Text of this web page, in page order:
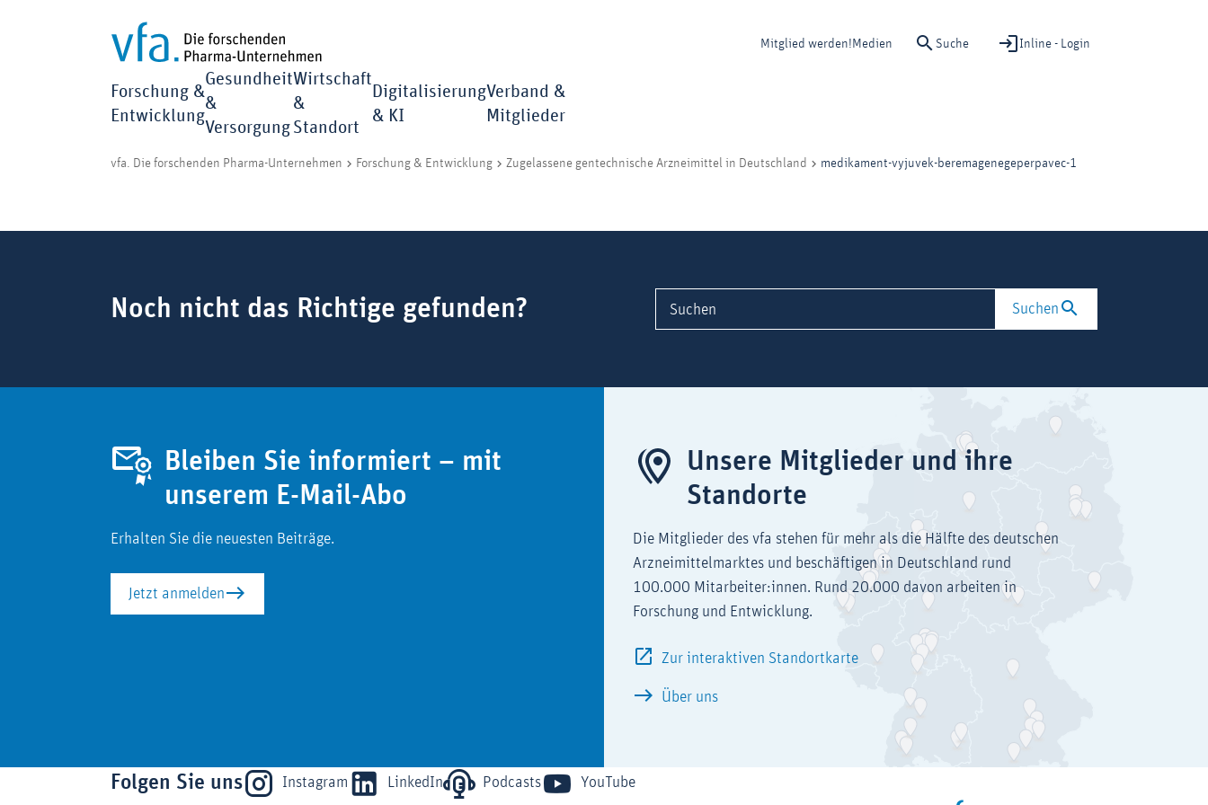
Mitglied werden! Medien Suche Inline - Login
Forschung &
Entwicklung
Gesundheit
&
Versorgung
Wirtschaft
&
Standort
Digitalisierung
& KI
Verband &
Mitglieder
vfa. Die forschenden Pharma-Unternehmen Forschung & Entwicklung Zugelassene gentechnische Arzneimittel in Deutschland medikament-vyjuvek-beremagenegeperpavec-1
Noch nicht das Richtige gefunden? Suchen Suchen
Bleiben Sie informiert – mit
unserem E-Mail-Abo
Erhalten Sie die neuesten Beiträge.
Jetzt anmelden
Unsere Mitglieder und ihre
Standorte
Die Mitglieder des vfa stehen für mehr als die Hälfte des deutschen
Arzneimittelmarktes und beschäftigen in Deutschland rund
100.000 Mitarbeiter:innen. Rund 20.000 davon arbeiten in
Forschung und Entwicklung.
Zur interaktiven Standortkarte
Über uns
Folgen Sie uns Instagram LinkedIn Podcasts YouTube